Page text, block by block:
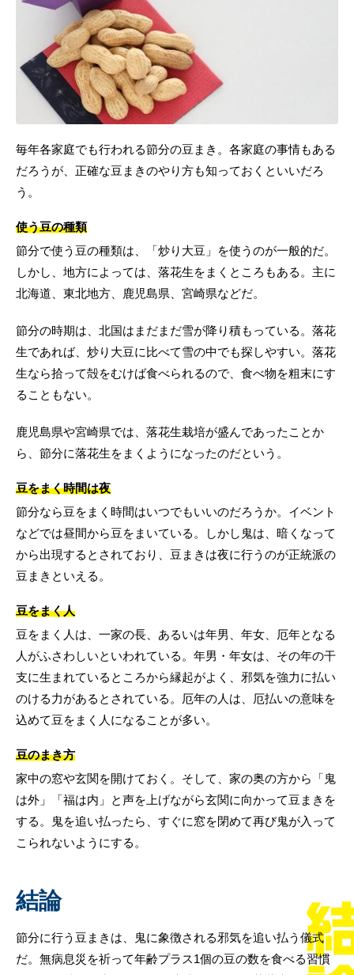
毎年各家庭でも行われる節分の豆まき。各家庭の事情もある
だろうが、正確な豆まきのやり方も知っておくといいだろ
う。
使う豆の種類
節分で使う豆の種類は、「炒り大豆」を使うのが一般的だ。
しかし、地方によっては、落花生をまくところもある。主に
北海道、東北地方、鹿児島県、宮崎県などだ。
節分の時期は、北国はまだまだ雪が降り積もっている。落花
生であれば、炒り大豆に比べて雪の中でも探しやすい。落花
生なら拾って殻をむけば食べられるので、食べ物を粗末にす
ることもない。
鹿児島県や宮崎県では、落花生栽培が盛んであったことか
ら、節分に落花生をまくようになったのだという。
豆をまく時間は夜
節分なら豆をまく時間はいつでもいいのだろうか。イベント
などでは昼間から豆をまいている。しかし鬼は、暗くなって
から出現するとされており、豆まきは夜に行うのが正統派の
豆まきといえる。
豆をまく人
豆をまく人は、一家の長、あるいは年男、年女、厄年となる
人がふさわしいといわれている。年男・年女は、その年の干
支に生まれているところから縁起がよく、邪気を強力に払い
のける力があるとされている。厄年の人は、厄払いの意味を
込めて豆をまく人になることが多い。
豆のまき方
家中の窓や玄関を開けておく。そして、家の奥の方から「鬼
は外」「福は内」と声を上げながら玄関に向かって豆まきを
する。鬼を追い払ったら、すぐに窓を閉めて再び鬼が入って
こられないようにする。
結論
節分に行う豆まきは、鬼に象徴される邪気を追い払う儀式
だ。無病息災を祈って年齢プラス1個の豆の数を食べる習慣